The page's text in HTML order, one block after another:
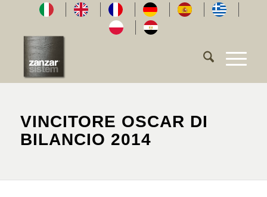
VINCITORE OSCAR DI
BILANCIO 2014